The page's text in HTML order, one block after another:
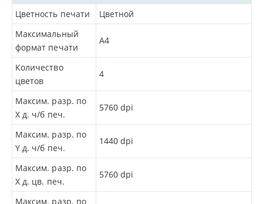
Цветность печати
Цветной
Максимальный
формат печати
A4
Количество
цветов
4
Максим. разр. по
X д. ч/б печ.
5760dpi
Максим. разр. по
Y д. ч/б печ.
1440dpi
Максим. разр. по
X д. цв. печ.
5760dpi
Максим. разр. по